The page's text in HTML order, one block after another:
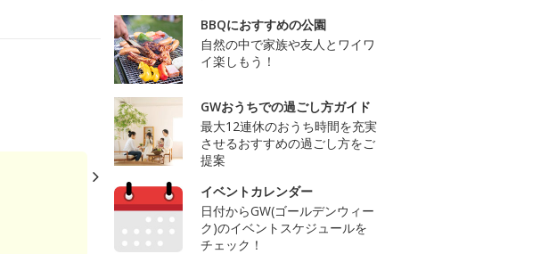
BBQにおすすめの公園
自然の中で家族や友人とワイワ
イ楽しもう！
GWおうちでの過ごし方ガイド
最大12連休のおうち時間を充実
させるおすすめの過ごし方をご
提案
イベントカレンダー
日付からGW(ゴールデンウィー
ク)のイベントスケジュールを
チェック！